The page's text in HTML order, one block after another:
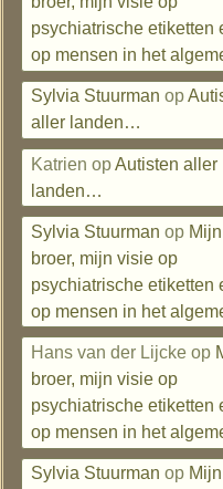
psychiatrische etiketten
op mensen in het
Sylvia Stuurman op
aller landen…
Katrien opAutisten aller
landen…
Sylvia Stuurman op Mijn
broer, mijn visie op
psychiatrische etiketten
op mensen in het
Hans van der Lijcke op
broer, mijn visie op
psychiatrische etiketten
op mensen in het
Sylvia Stuurman op Mijn